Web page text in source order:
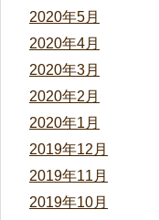
2020年5月
2020年4月
2020年3月
2020年2月
2020年1月
2019年12月
2019年11月
2019年10月